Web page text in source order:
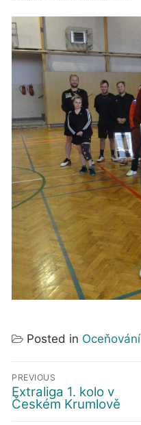
Posted in Oceňování
Navigace
pro
příspěvek
PREVIOUS
Předchozí
příspěvek
Extraliga 1. kolo v
Českém Krumlově